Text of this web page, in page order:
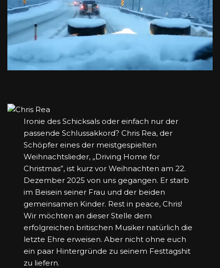
Ironie des Schicksals oder einfach nur der
passende Schlussakkord? Chris Rea, der
Schöpfer eines der meistgespielten
Weihnachtslieder, „Driving Home for
Christmas”, ist kurz vor Weihnachten am 22.
Dezember 2025 von uns gegangen. Er starb
im Beisein seiner Frau und der beiden
gemeinsamen Kinder. Rest in peace, Chris!
Wir möchten an dieser Stelle dem
erfolgreichen britischen Musiker natürlich die
letzte Ehre erweisen. Aber nicht ohne euch
ein paar Hintergründe zu seinem Festtagshit
zu liefern.